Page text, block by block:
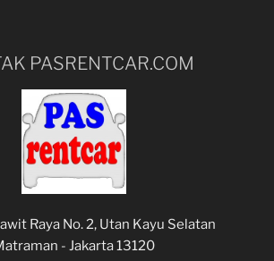
PASRENTCAR.COM
Raya No. 2, Utan Kayu Selatan
- Jakarta 13120